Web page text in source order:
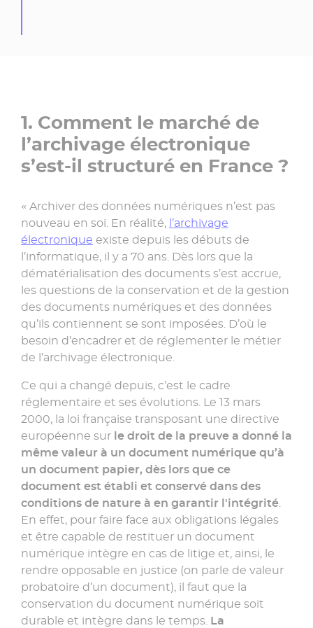
1. Comment le marché de
l’archivage électronique
s’est-il structuré en France ?
« Archiver des données numériques n’est pas
nouveau en soi. En réalité, l’archivage
électronique existe depuis les débuts de
l’informatique, il y a 70 ans. Dès lors que la
dématérialisation des documents s’est accrue,
les questions de la conservation et de la gestion
des documents numériques et des données
qu’ils contiennent se sont imposées. D’où le
besoin d’encadrer et de réglementer le métier
de l’archivage électronique.
Ce qui a changé depuis, c’est le cadre
réglementaire et ses évolutions. Le 13 mars
2000, la loi française transposant une directive
européenne sur le droit de la preuve a donné la
même valeur à un document numérique qu’à
un document papier, dès lors que ce
document est établi et conservé dans des
conditions de nature à en garantir l'intégrité.
En effet, pour faire face aux obligations légales
et être capable de restituer un document
numérique intègre en cas de litige et, ainsi, le
rendre opposable en justice (on parle de valeur
probatoire d’un document), il faut que la
conservation du document numérique soit
durable et intègre dans le temps. La